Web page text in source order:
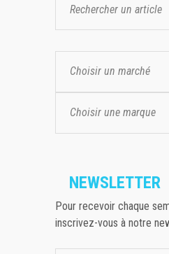
Choisir un marché
Choisir une marque
NEWSLETTER
Pour recevoir chaque
inscrivez-vous à notre